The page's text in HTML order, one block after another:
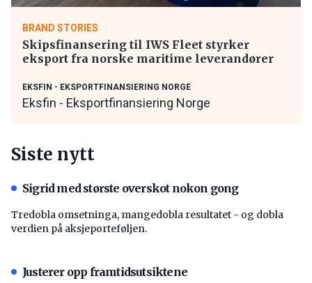
BRAND STORIES
Skipsfinansering til IWS Fleet styrker
eksport fra norske maritime leverandører
EKSFIN - EKSPORTFINANSIERING NORGE
Eksfin - Eksportfinansiering Norge
Siste nytt
Sigrid med største overskot nokon gong
Tredobla omsetninga, mangedobla resultatet - og dobla
verdien på aksjeporteføljen.
Justerer opp framtidsutsiktene